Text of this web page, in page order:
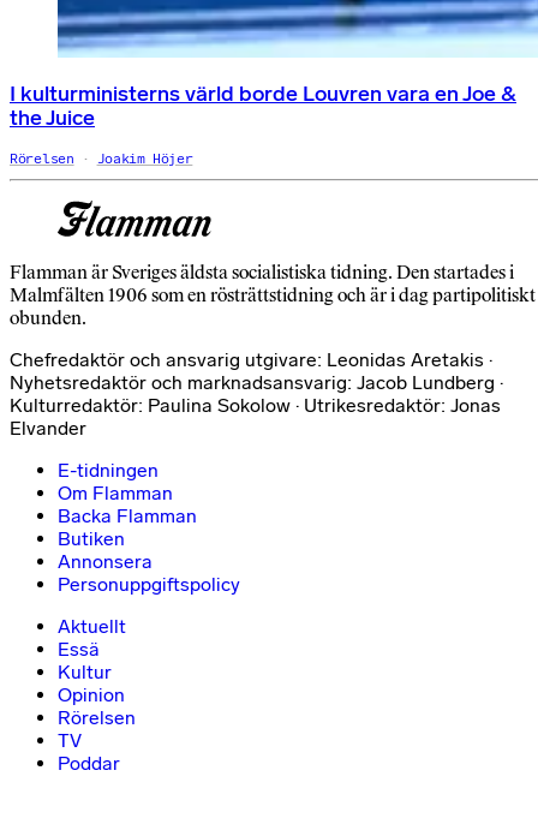
I kulturministerns värld borde Louvren vara en Joe &
the Juice
Rörelsen Joakim Höjer
Flamman är Sveriges äldsta socialistiska tidning. Den startades i
Malmfälten 1906 som en rösträttstidning och är i dag partipolitiskt
obunden.
Chefredaktör och ansvarig utgivare: Leonidas Aretakis ·
Nyhetsredaktör och marknadsansvarig: Jacob Lundberg ·
Kulturredaktör: Paulina Sokolow · Utrikesredaktör: Jonas
Elvander
E-tidningen
Om Flamman
Backa Flamman
Butiken
Annonsera
Personuppgiftspolicy
Aktuellt
Essä
Kultur
Opinion
Rörelsen
TV
Poddar